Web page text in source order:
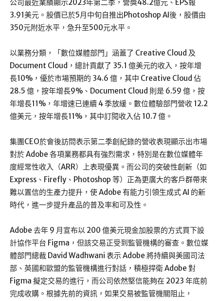
公司最近業績顯示2023年第二季，營獎48.2億元、EPS報
3.91美元。股價已於5月中旬自推出Photoshop AI後，股價由
350元附近水平，急升至500元水平。
以業務分類，「數位媒體部門」涵蓋了 Creative Cloud 及
Document Cloud，總計貢獻了 35.1 億美元的收入，按年增
長10%，優於市場預期的 34.6 億，其中 Creative Cloud 佔
28.5 億，按年增長9%、Document Cloud 則是 6.59 億，按
年增長11%，年增速已連續 4 季放緩。數位體驗部門營收 12.2
億美元，按年增長11%，其中訂閱收入佔 10.7 億。
集團CEO於會後訪問表示第二季創紀錄的營收表現顯示出市場
對於 Adobe 各項業務都具有強烈需求，特別是在數位媒體年
度經常性收入（ARR）上表現優異。而公司的突破性創新（如
Express、Firefly、Photoshop 等）正為更廣大的客戶群帶來
難以置信的生產力提升，使 Adobe 有能力引領生成式 AI 的新
時代，進一步提升產品的普及率和可及性。
Adobe 去年 9 月宣布以 200 億美元現金加股票的方式買下設
計協作平台 Figma，但該交易正受到監管機構的審查。數位媒
體部門總裁 David Wadhwani 表示 Adobe 將持續與美國司法
部、英國和歐盟的監管機構進行對話，積極捍衛 Adobe 對
Figma 擬定交易的進行，而公司依然堅信能夠在 2023 年底前
完成收購。根據先前的資訊，如果交易被監管機關阻止，